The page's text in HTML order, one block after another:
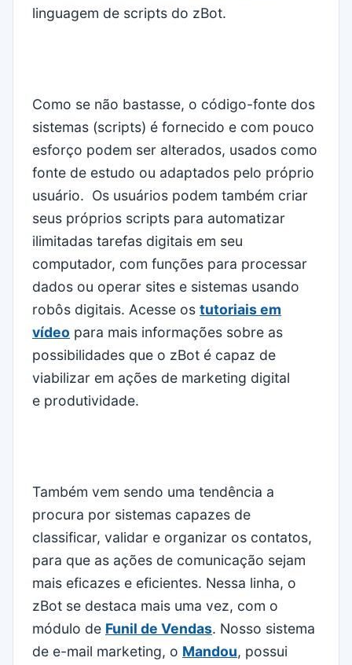
linguagem de scripts do zBot.
Como se não bastasse, o código-fonte dos
sistemas (scripts) é fornecido e com pouco
esforço podem ser alterados, usados como
fonte de estudo ou adaptados pelo próprio
usuário. Os usuários podem também criar
seus próprios scripts para automatizar
ilimitadas tarefas digitais em seu
computador, com funções para processar
dados ou operar sites e sistemas usando
robôs digitais. Acesse os tutoriais em
vídeo para mais informações sobre as
possibilidades que o zBot é capaz de
viabilizar em ações de marketing digital
e produtividade.
Também vem sendo uma tendência a
procura por sistemas capazes de
classificar, validar e organizar os contatos,
para que as ações de comunicação sejam
mais eficazes e eficientes. Nessa linha, o
zBot se destaca mais uma vez, com o
módulo de Funil de Vendas. Nosso sistema
de e-mail marketing, o Mandou, possui